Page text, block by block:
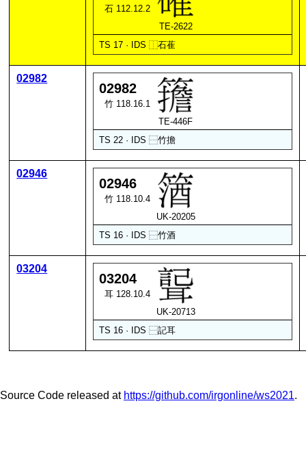
石 112.12.2
TE-2622
TS 17 · IDS⿰石萑
02982
02982
竹 118.16.1
TE-446F
TS 22 · IDS⿱竹擔
02946
02946
竹 118.10.4
UK-20205
TS 16 · IDS⿱竹酒
03204
03204
耳 128.10.4
UK-20713
TS 16 · IDS⿱記耳
Source Code released at https://github.com/irgonline/ws2021.